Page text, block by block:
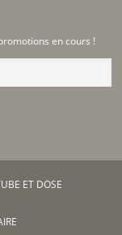
en cours !
ET DOSE